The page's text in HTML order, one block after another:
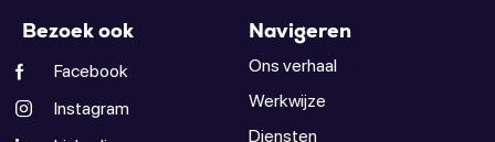
Bezoek ook
Facebook
Instagram
Navigeren
Ons verhaal
Werkwijze
Diensten